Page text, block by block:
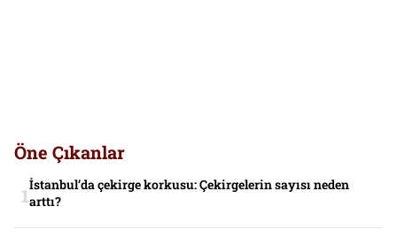
Öne Çıkanlar
İstanbul’da çekirge korkusu: Çekirgelerin sayısı neden
arttı?